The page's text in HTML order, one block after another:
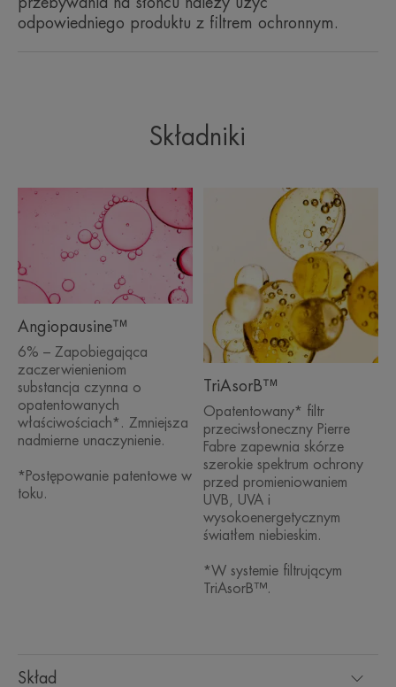
Opakowanie nienadające się do recyklingu
samoocena, 36 osób, 2 aplikacje dziennie. Wyniki po 14 dniach
**Badanie kliniczne, samoocena pod kontrolą dermatologiczną, 36 osób, 2
aplikacje dziennie. Wyniki po 14 dniach
***Ocena wskaźnika nawilżenia, 21 osób.
*Nagłe, przejściowe zaczerwienienie (+/- rumień). Badanie kliniczne,
samoocena pod kontrolą dermatologiczną, 36 osób, 2 aplikacje dziennie.
Wyniki po 14 dniach
****Badanie kliniczne, kwestionariusz jakości życia z trądzikiem różowatym
(ROSAQol), 25 osób, 2 aplikacje dziennie produktów z gamy Rosamed
(koncentratu nawilżająco-ochronnego rano i koncentratu na utrwalone
zaczerwienienia wieczorem) przez 29 dni.
odpowiedniego produktu z filtrem ochronnym.
Składniki
Skład
Angiopausine™
6% – Zapobiegająca
zaczerwienieniom
substancja czynna o
opatentowanych
właściwościach*. Zmniejsza
nadmierne unaczynienie.
*Postępowanie patentowe w
toku.
TriAsorB™
Opatentowany* filtr
przeciwsłoneczny Pierre
Fabre zapewnia skórze
szerokie spektrum ochrony
przed promieniowaniem
UVB, UVA i
wysokoenergetycznym
światłem niebieskim.
*W systemie filtrującym
TriAsorB™.